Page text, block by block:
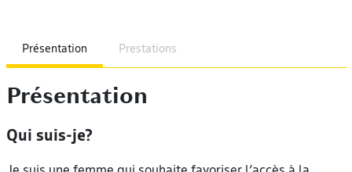
Présentation Prestations
Présentation
Qui suis-je?